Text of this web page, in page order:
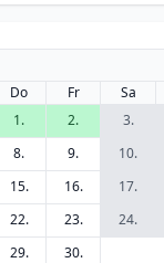
Do Fr Sa
1.
2. 3.
8. 9. 10.
15. 16. 17.
22. 23. 24.
29. 30.